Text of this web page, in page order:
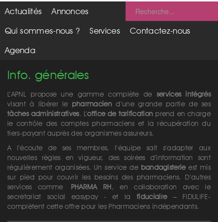
Actualités
Annonces
Qui sommes-nous ?
Services
Contactez-nous
Agenda
Info. générales
L’APNL propose une gamme complète de services intégrés
visant à libérer le pharmacien d’une grande partie de ses
tâches administratives. L’office de tarification prend en charge
le contrôle des comptes pharmaciens et la récupération du
tiers-payant auprès des organismes assureurs.
A l’écoute de ses membres, l’équipe sait s’adapter aux
nouvelles règles en vigueur, des soirées d’information sont
régulièrement organisées. Un service de bandagisterieest mis
sur pied pour couvrir les besoins des pharmaciens. D’autres
services comme PHARMA RH, en collaboration avec le
secrétariat social easypay - et lafiduciaire– FIDULIFE-
complètent cette offre pour les Pharmaciens indépendants.